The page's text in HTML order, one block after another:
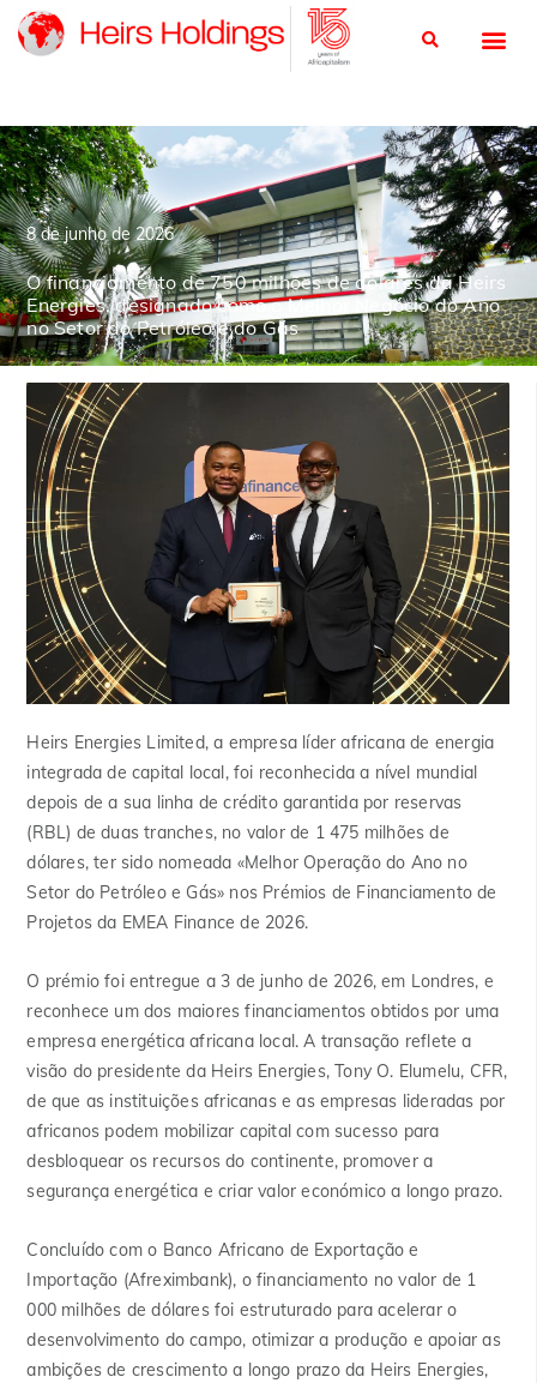
8 de junho de 2026
O financiamento de 750 milhões de dólares da Heirs
Energies, designado como o Melhor Negócio do Ano
no Setor do Petróleo e do Gás
Heirs Energies Limited, a empresa líder africana de energia
integrada de capital local, foi reconhecida a nível mundial
depois de a sua linha de crédito garantida por reservas
(RBL) de duas tranches, no valor de 1 475 milhões de
dólares, ter sido nomeada «Melhor Operação do Ano no
Setor do Petróleo e Gás» nos Prémios de Financiamento de
Projetos da EMEA Finance de 2026.
O prémio foi entregue a 3 de junho de 2026, em Londres, e
reconhece um dos maiores financiamentos obtidos por uma
empresa energética africana local. A transação reflete a
visão do presidente da Heirs Energies, Tony O. Elumelu, CFR,
de que as instituições africanas e as empresas lideradas por
africanos podem mobilizar capital com sucesso para
desbloquear os recursos do continente, promover a
segurança energética e criar valor económico a longo prazo.
Concluído com o Banco Africano de Exportação e
Importação (Afreximbank), o financiamento no valor de 1
000 milhões de dólares foi estruturado para acelerar o
desenvolvimento do campo, otimizar a produção e apoiar as
ambições de crescimento a longo prazo da Heirs Energies,